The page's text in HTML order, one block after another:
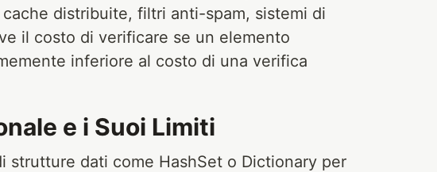
distribuite, filtri anti-spam, sistemi di
il costo di verificare se un elemento
inferiore al costo di una verifica
e i Suoi Limiti
strutture dati come HashSet o Dictionary per